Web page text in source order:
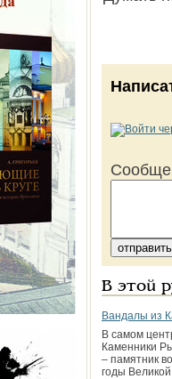
В этой
Вандалы из
В самом
Каменники
– памятник
годы